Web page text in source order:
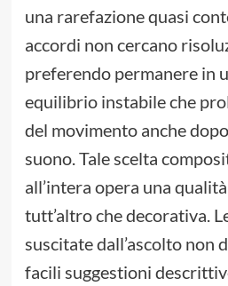
una rarefazione quasi
accordi non cercano
preferendo permanere in
equilibrio instabile che
del movimento anche
suono. Tale scelta
all’intera opera una
tutt’altro che decorativa.
suscitate dall’ascolto non
facili suggestioni